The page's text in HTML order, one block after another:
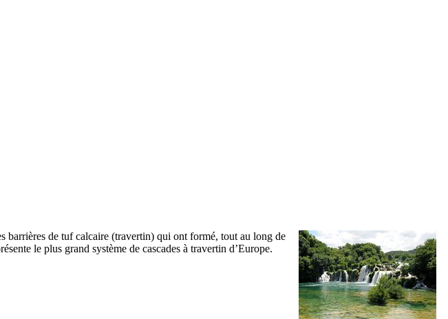
barrières de tuf calcaire (travertin) qui ont formé, tout au long de
le plus grand système de cascades à travertin d’Europe.